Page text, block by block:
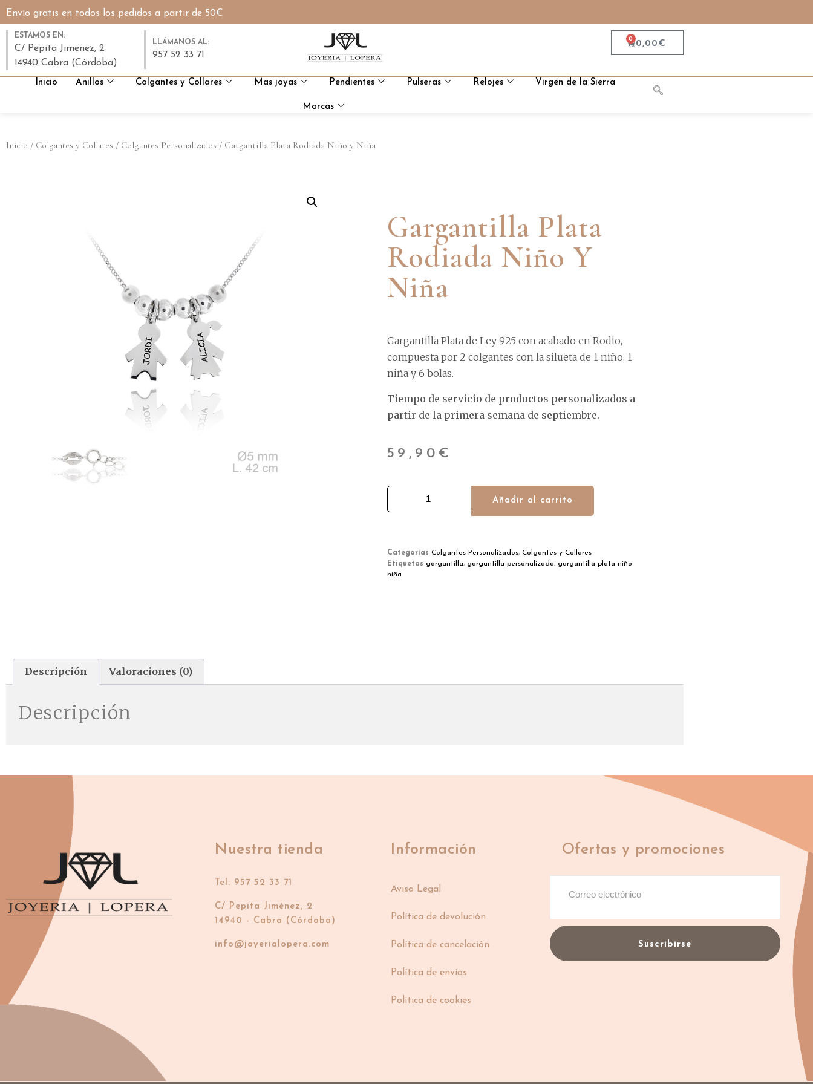
Envío gratis en todos los pedidos a partir de 50€
ESTAMOS EN:
C/ Pepita Jimenez, 2
14940 Cabra (Córdoba)
LLÁMANOS AL:
957 52 33 71
0,00€
0
Inicio Anillos Colgantes y Collares Mas joyas Pendientes Pulseras Relojes Virgen de la Sierra
Marcas
Inicio / Colgantes y Collares / Colgantes Personalizados / Gargantilla Plata Rodiada Niño y Niña
Gargantilla Plata
Rodiada Niño Y
Niña
Gargantilla Plata de Ley 925 con acabado en Rodio,
compuesta por 2 colgantes con la silueta de 1 niño, 1
niña y 6 bolas.
Tiempo de servicio de productos personalizados a
partir de la primera semana de septiembre.
59,90 €
Añadir al carrito
Categorías Colgantes Personalizados, Colgantes y Collares
Etiquetas gargantilla, gargantilla personalizada, gargantilla plata niño
niña
Descripción Valoraciones (0)
Descripción
Nuestra tienda
Tel: 957 52 33 71
C/ Pepita Jiménez, 2
14940 - Cabra (Córdoba)
info@joyerialopera.com
Información
Aviso Legal
Política de devolución
Política de cancelación
Política de envíos
Política de cookies
Ofertas y promociones
Suscribirse